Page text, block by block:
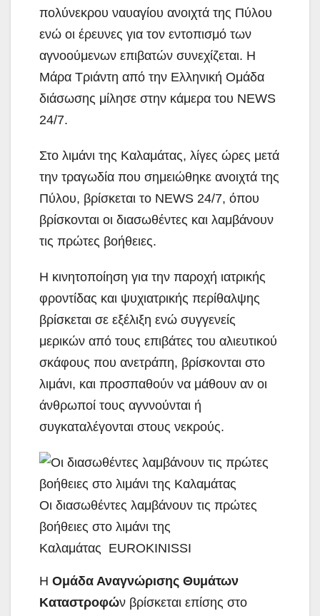
πολύνεκρου ναυαγίου ανοιχτά της Πύλου
ενώ οι έρευνες για τον εντοπισμό των
αγνοούμενων επιβατών συνεχίζεται. Η
Μάρα Τριάντη από την Ελληνική Ομάδα
διάσωσης μίλησε στην κάμερα του NEWS
24/7.
Στο λιμάνι της Καλαμάτας, λίγες ώρες μετά
την τραγωδία που σημειώθηκε ανοιχτά της
Πύλου, βρίσκεται το NEWS 24/7, όπου
βρίσκονται οι διασωθέντες και λαμβάνουν
τις πρώτες βοήθειες.
Η κινητοποίηση για την παροχή ιατρικής
φροντίδας και ψυχιατρικής περίθαλψης
βρίσκεται σε εξέλιξη ενώ συγγενείς
μερικών από τους επιβάτες του αλιευτικού
σκάφους που ανετράπη, βρίσκονται στο
λιμάνι, και προσπαθούν να μάθουν αν οι
άνθρωποί τους αγννούνται ή
συγκαταλέγονται στους νεκρούς.
Οι διασωθέντες λαμβάνουν τις πρώτες
βοήθειες στο λιμάνι της
Καλαμάτας EUROKINISSI
Η Ομάδα Αναγνώρισης Θυμάτων
Καταστροφών βρίσκεται επίσης στο